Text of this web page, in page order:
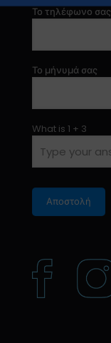
Το τηλέφωνο σας
Το μήνυμά σας
What is 1 + 3